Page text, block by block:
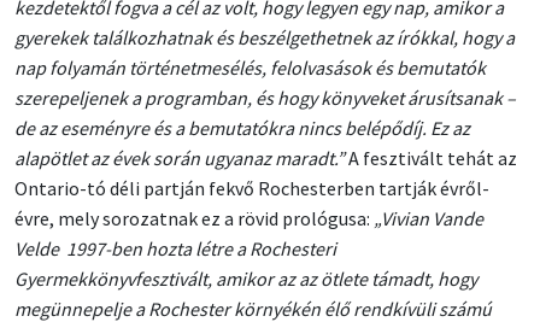
kezdetektől fogva a cél az volt, hogy legyen egy nap, amikor a
gyerekek találkozhatnak és beszélgethetnek az írókkal, hogy a
nap folyamán történetmesélés, felolvasások és bemutatók
szerepeljenek a programban, és hogy könyveket árusítsanak –
de az eseményre és a bemutatókra nincs belépődíj. Ez az
alapötlet az évek során ugyanaz maradt.”A fesztivált tehát az
Ontario-tó déli partján fekvő Rochesterben tartják évről-
évre, mely sorozatnak ez a rövid prológusa: „Vivian Vande
Velde 1997-ben hozta létre a Rochesteri
Gyermekkönyvfesztivált, amikor az az ötlete támadt, hogy
megünnepelje a Rochester környékén élő rendkívüli számú